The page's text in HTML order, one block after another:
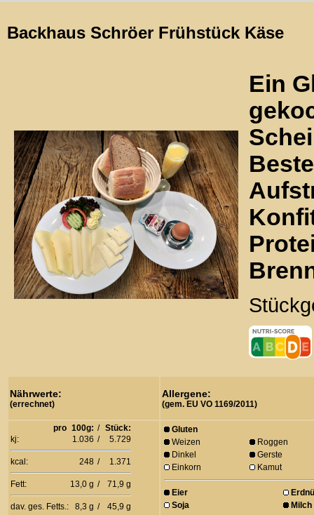
Backhaus Schröer Frühstück Käse
Ein
Nährwerte:
(errechnet)
Allergene:
(gem. EU VO 1169/2011)
pro 100g: / Stück:
kj:
1.036 / 5.729
kcal: 248 / 1.371
Fett: 13,0 g / 71,9 g
dav. ges. Fetts.: 8,3 g / 45,9 g
Gluten
Weizen
Roggen
Dinkel
Gerste
Einkorn
Kamut
Eier
Soja
Milch